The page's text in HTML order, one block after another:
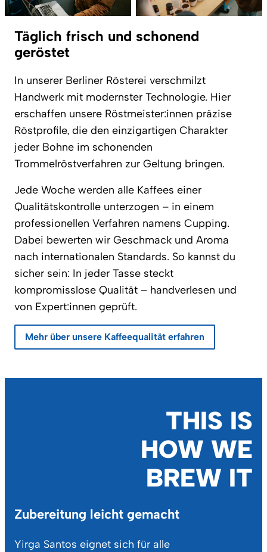
Täglich frisch und schonend
geröstet
In unserer Berliner Rösterei verschmilzt
Handwerk mit modernster Technologie. Hier
erschaffen unsere Röstmeister:innen präzise
Röstprofile, die den einzigartigen Charakter
jeder Bohne im schonenden
Trommelröstverfahren zur Geltung bringen.
Jede Woche werden alle Kaffees einer
Qualitätskontrolle unterzogen – in einem
professionellen Verfahren namens Cupping.
Dabei bewerten wir Geschmack und Aroma
nach internationalen Standards. So kannst du
sicher sein: In jeder Tasse steckt
kompromisslose Qualität – handverlesen und
von Expert:innen geprüft.
Mehr über unsere Kaffeequalität erfahren
Zubereitung leicht gemacht
Yirga Santos eignet sich für alle
THIS IS
HOW WE
BREW IT